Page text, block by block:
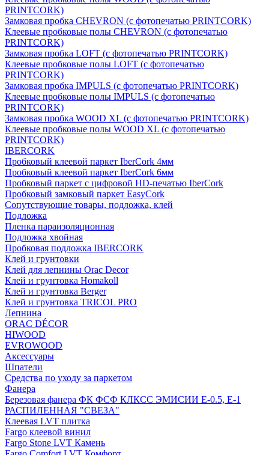
PRINTCORK)
Замковая пробка CHEVRON (с фотопечатью PRINTCORK)
Клеевые пробковые полы CHEVRON (с фотопечатью
PRINTCORK)
Замковая пробка LOFT (с фотопечатью PRINTCORK)
Клеевые пробковые полы LOFT (с фотопечатью
PRINTCORK)
Замковая пробка IMPULS (с фотопечатью PRINTCORK)
Клеевые пробковые полы IMPULS (с фотопечатью
PRINTCORK)
Замковая пробка WOOD XL (с фотопечатью PRINTCORK)
Клеевые пробковые полы WOOD XL (с фотопечатью
PRINTCORK)
IBERCORK
Пробковый клеевой паркет IberCork 4мм
Пробковый клеевой паркет IberCork 6мм
Пробковый паркет с цифровой HD-печатью IberCork
Пробковый замковый паркет EasyCork
Сопутствующие товары, подложка, клей
Подложка
Пленка параизоляционная
Подложка хвойная
Пробковая подложка IBERCORK
Клей и грунтовки
Клей для лепнины Orac Decor
Клей и грунтовка Homakoll
Клей и грунтовка Berger
Клей и грунтовка TRICOL PRO
Лепнина
ORAC DÉCOR
HIWOOD
EVROWOOD
Аксессуары
Шпатели
Средства по уходу за паркетом
Фанера
Березовая фанера ФК ФСФ КЛКСС ЭМИСИИ Е-0.5, Е-1
РАСПИЛЕННАЯ "СВЕЗА"
Клеевая LVT плитка
Fargo клеевой винил
Fargo Stone LVT Камень